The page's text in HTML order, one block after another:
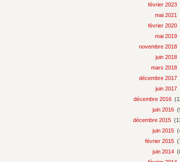
février 2023
mai 2021
février 2020
mai 2019
novembre 2018
juin 2018
mars 2018
décembre 2017
juin 2017
décembre 2016
juin 2016
décembre 2015
juin 2015
février 2015
juin 2014